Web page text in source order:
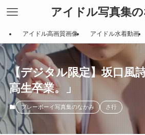
アイドル写真集
アイドル高画質画像 アイドル水着動画
【デジタル限定】坂口風
高生卒業。」
プレーボーイ写真集のなかみ さ行